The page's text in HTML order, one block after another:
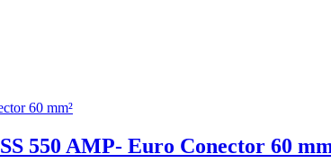
550 AMP- Euro Conector 60